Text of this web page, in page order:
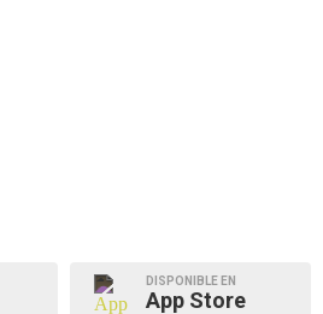
DISPONIBLE EN
App Store